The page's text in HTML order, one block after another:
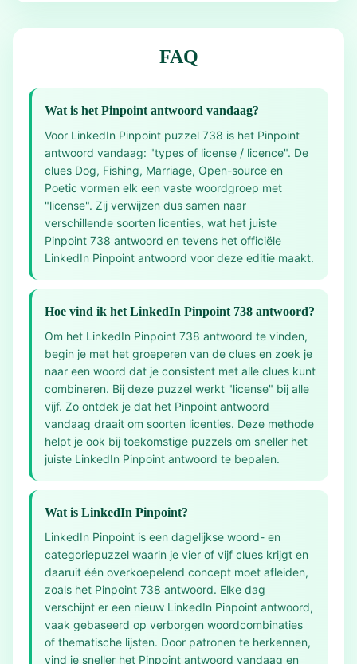
FAQ
Wat is het Pinpoint antwoord vandaag?
Voor LinkedIn Pinpoint puzzel 738 is het Pinpoint
antwoord vandaag: "types of license / licence". De
clues Dog, Fishing, Marriage, Open-source en
Poetic vormen elk een vaste woordgroep met
"license". Zij verwijzen dus samen naar
verschillende soorten licenties, wat het juiste
Pinpoint 738 antwoord en tevens het officiële
LinkedIn Pinpoint antwoord voor deze editie maakt.
Hoe vind ik het LinkedIn Pinpoint 738 antwoord?
Om het LinkedIn Pinpoint 738 antwoord te vinden,
begin je met het groeperen van de clues en zoek je
naar een woord dat je consistent met alle clues kunt
combineren. Bij deze puzzel werkt "license" bij alle
vijf. Zo ontdek je dat het Pinpoint antwoord
vandaag draait om soorten licenties. Deze methode
helpt je ook bij toekomstige puzzels om sneller het
juiste LinkedIn Pinpoint antwoord te bepalen.
Wat is LinkedIn Pinpoint?
LinkedIn Pinpoint is een dagelijkse woord- en
categoriepuzzel waarin je vier of vijf clues krijgt en
daaruit één overkoepelend concept moet afleiden,
zoals het Pinpoint 738 antwoord. Elke dag
verschijnt er een nieuw LinkedIn Pinpoint antwoord,
vaak gebaseerd op verborgen woordcombinaties
of thematische lijsten. Door patronen te herkennen,
vind je sneller het Pinpoint antwoord vandaag en